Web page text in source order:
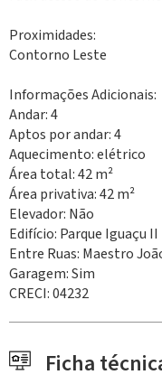
Proximidades:
Contorno Leste
Informações Adicionais:
Andar: 4
Aptos por andar: 4
Aquecimento: elétrico
Área total: 42 m²
Área privativa: 42 m²
Elevador: Não
Edifício: Parque Iguaçu II
Entre Ruas: Maestro
Garagem: Sim
CRECI: 04232
Ficha